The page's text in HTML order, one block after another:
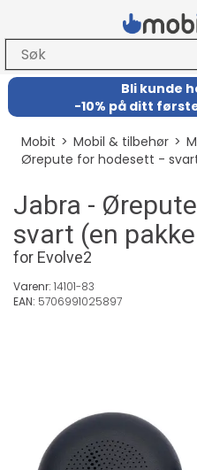
Bli kunde
-10% på ditt
Mobit>Mobil & tilbehør>
Ørepute for hodesett -
Jabra -
svart (en
for Evolve2
Varenr: 14101-83
EAN: 5706991025897